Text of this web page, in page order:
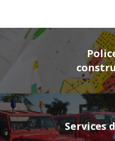
Services